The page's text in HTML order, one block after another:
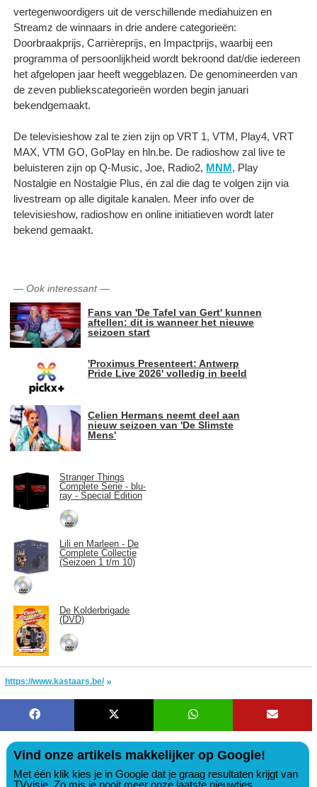
vertegenwoordigers uit de verschillende mediahuizen en
Streamz de winnaars in drie andere categorieën:
Doorbraakprijs, Carrièreprijs, en Impactprijs, waarbij een
programma of persoonlijkheid wordt bekroond dat/die iedereen
het afgelopen jaar heeft weggeblazen. De genomineerden van
de zeven publiekscategorieën worden begin januari
bekendgemaakt.
De televisieshow zal te zien zijn op VRT 1, VTM, Play4, VRT
MAX, VTM GO, GoPlay en hln.be. De radioshow zal live te
beluisteren zijn op Q-Music, Joe, Radio2, MNM, Play
Nostalgie en Nostalgie Plus, én zal die dag te volgen zijn via
livestream op alle digitale kanalen. Meer info over de
televisieshow, radioshow en online initiatieven wordt later
bekend gemaakt.
— Ook interessant—
Fans van 'De Tafel van Gert' kunnen
aftellen: dit is wanneer het nieuwe
seizoen start
'Proximus Presenteert: Antwerp
Pride Live 2026' volledig in beeld
Celien Hermans neemt deel aan
nieuw seizoen van 'De Slimste
Mens'
Stranger Things
Complete Serie - blu-
ray - Special Edition
Lili en Marleen - De
Complete Collectie
(Seizoen 1 t/m 10)
De Kolderbrigade
(DVD)
https://www.kastaars.be/
Vind onze artikels makkelijker op Google!
Met één klik kies je in Google dat je graag resultaten krijgt van